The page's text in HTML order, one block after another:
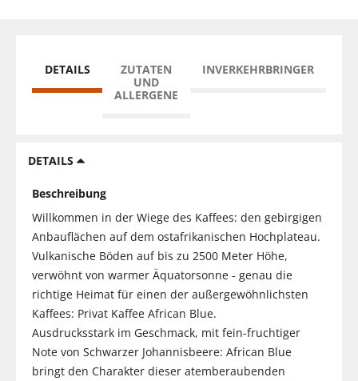
DETAILS
ZUTATEN
UND
ALLERGENE
INVERKEHRBRINGER
DETAILS
Beschreibung
Willkommen in der Wiege des Kaffees: den gebirgigen
Anbauflächen auf dem ostafrikanischen Hochplateau.
Vulkanische Böden auf bis zu 2500 Meter Höhe,
verwöhnt von warmer Äquatorsonne - genau die
richtige Heimat für einen der außergewöhnlichsten
Kaffees: Privat Kaffee African Blue.
Ausdrucksstark im Geschmack, mit fein-fruchtiger
Note von Schwarzer Johannisbeere: African Blue
bringt den Charakter dieser atemberaubenden